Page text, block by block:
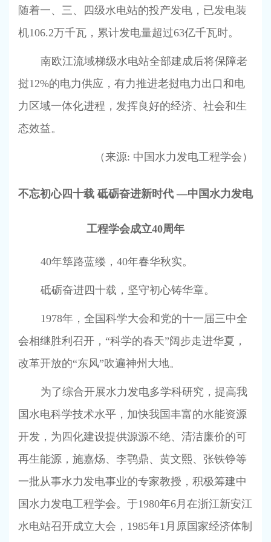
随着一、三、四级水电站的投产发电，已发电装
机106.2万千瓦，累计发电量超过63亿千瓦时。
南欧江流域梯级水电站全部建成后将保障老
挝12%的电力供应，有力推进老挝电力出口和电
力区域一体化进程，发挥良好的经济、社会和生
态效益。
（来源: 中国水力发电工程学会）
不忘初心四十载 砥砺奋进新时代 —中国水力发电
工程学会成立40周年
40年筚路蓝缕，40年春华秋实。
砥砺奋进四十载，坚守初心铸华章。
1978年，全国科学大会和党的十一届三中全
会相继胜利召开，“科学的春天”阔步走进华夏，
改革开放的“东风”吹遍神州大地。
为了综合开展水力发电多学科研究，提高我
国水电科学技术水平，加快我国丰富的水能资源
开发，为四化建设提供源源不绝、清洁廉价的可
再生能源，施嘉炀、李鹗鼎、黄文熙、张铁铮等
一批从事水力发电事业的专家教授，积极筹建中
国水力发电工程学会。于1980年6月在浙江新安江
水电站召开成立大会， 1985年1 月原国家经济体制